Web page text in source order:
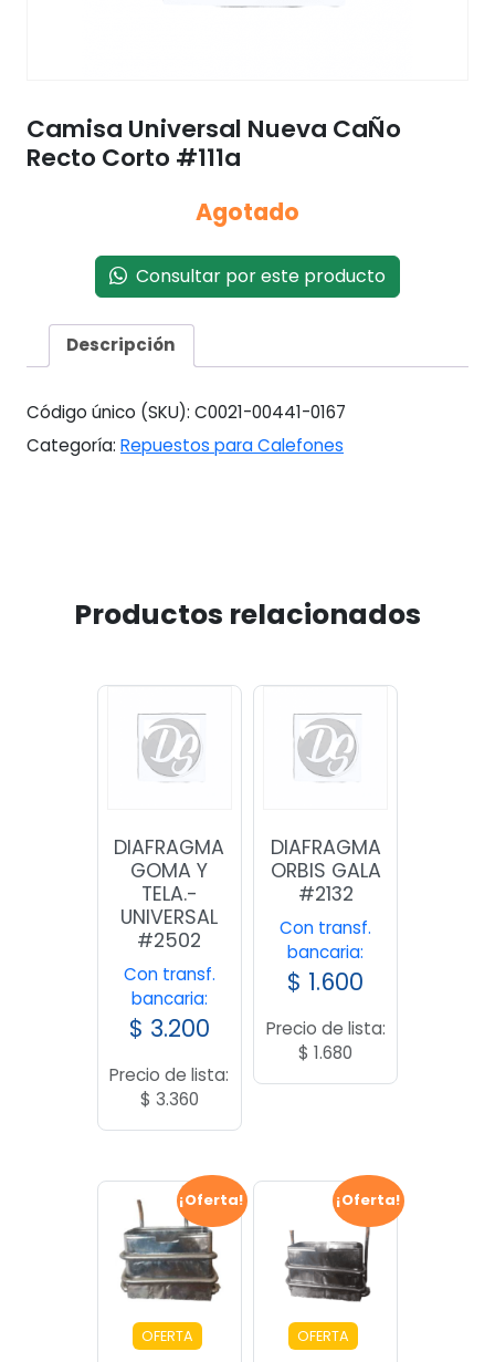
Camisa Universal Nueva CaÑo
Recto Corto #111a
Agotado
Consultar por este producto
Descripción
Código único (SKU): C0021-00441-0167
Categoría: Repuestos para Calefones
Productos relacionados
DIAFRAGMA
GOMA Y
TELA.-
UNIVERSAL
#2502
Con transf.
bancaria:
$ 3.200
Precio de lista:
$ 3.360
DIAFRAGMA
ORBIS GALA
#2132
Con transf.
bancaria:
$ 1.600
Precio de lista:
$ 1.680
¡Oferta!
OFERTA
¡Oferta!
OFERTA